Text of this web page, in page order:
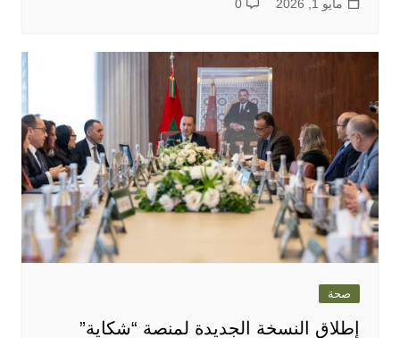
مايو 1, 2026 0
صحة
إطلاق النسخة الجديدة لمنصة “شكاية”